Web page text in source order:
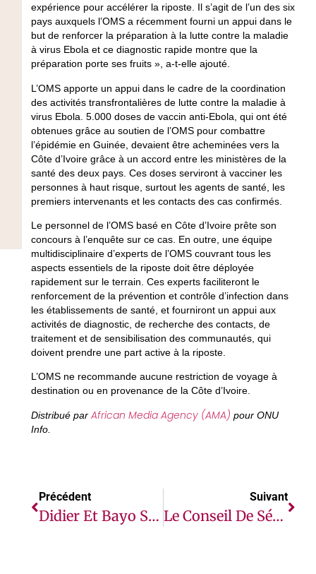
expérience pour accélérer la riposte. Il s’agit de l’un des six
pays auxquels l’OMS a récemment fourni un appui dans le
but de renforcer la préparation à la lutte contre la maladie
à virus Ebola et ce diagnostic rapide montre que la
préparation porte ses fruits », a-t-elle ajouté.
L’OMS apporte un appui dans le cadre de la coordination
des activités transfrontalières de lutte contre la maladie à
virus Ebola. 5.000 doses de vaccin anti-Ebola, qui ont été
obtenues grâce au soutien de l’OMS pour combattre
l’épidémie en Guinée, devaient être acheminées vers la
Côte d’Ivoire grâce à un accord entre les ministères de la
santé des deux pays. Ces doses serviront à vacciner les
personnes à haut risque, surtout les agents de santé, les
premiers intervenants et les contacts des cas confirmés.
Le personnel de l’OMS basé en Côte d’Ivoire prête son
concours à l’enquête sur ce cas. En outre, une équipe
multidisciplinaire d’experts de l’OMS couvrant tous les
aspects essentiels de la riposte doit être déployée
rapidement sur le terrain. Ces experts faciliteront le
renforcement de la prévention et contrôle d’infection dans
les établissements de santé, et fourniront un appui aux
activités de diagnostic, de recherche des contacts, de
traitement et de sensibilisation des communautés, qui
doivent prendre une part active à la riposte.
L’OMS ne recommande aucune restriction de voyage à
destination ou en provenance de la Côte d’Ivoire.
Distribué par African Media Agency (AMA) pour ONU
Info.
Précédent
Didier Et Bayo Se Découvrent Au Grand Public
Suivant
Le Conseil De Sécurité Préoccupé Par La Montée Du Terrorisme Au Sahel Et Dans Le Bassin Du Lac Tchad